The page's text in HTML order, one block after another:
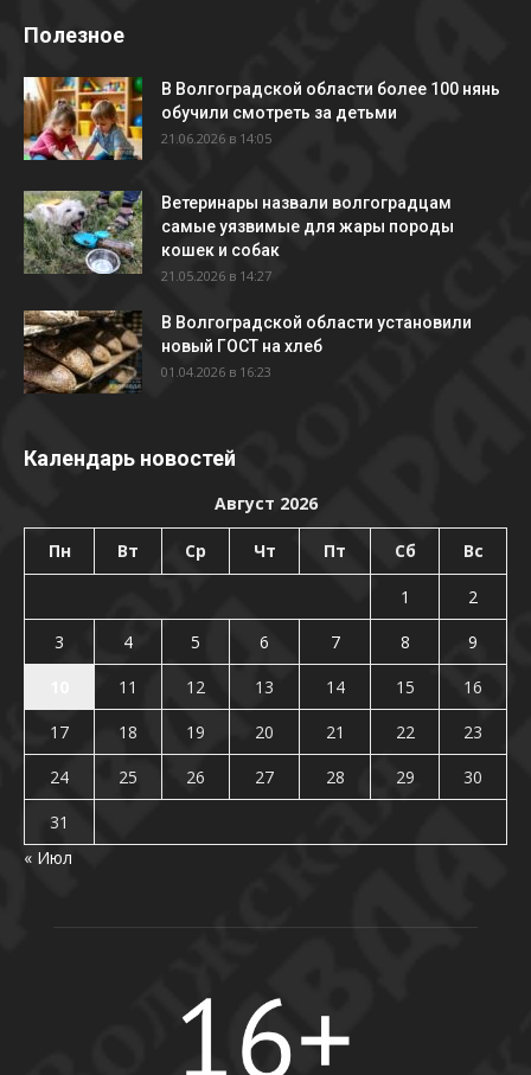
Полезное
В Волгоградской области более 100 нянь
обучили смотреть за детьми
21.06.2026 в 14:05
Ветеринары назвали волгоградцам
самые уязвимые для жары породы
кошек и собак
21.05.2026 в 14:27
В Волгоградской области установили
новый ГОСТ на хлеб
01.04.2026 в 16:23
Календарь новостей
Август 2026
Пн Вт Ср Чт Пт Сб Вс
1
2
3
4 5 6 7 8
9
11 12 13 14 15
16
17
18 19 20 21 22
23
24
25 26 27 28 29
30
31
« Июл